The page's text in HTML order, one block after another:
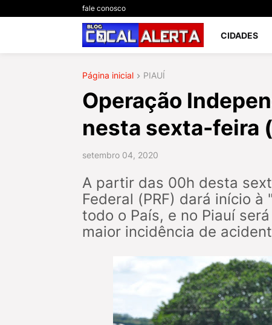
fale conosco
CIDADES
Página inicial PIAUÍ
Operação
nesta sexta-feira
setembro 04, 2020
A partir das 00h desta
Federal (PRF) dará início
todo o País, e no Piauí
maior incidência de